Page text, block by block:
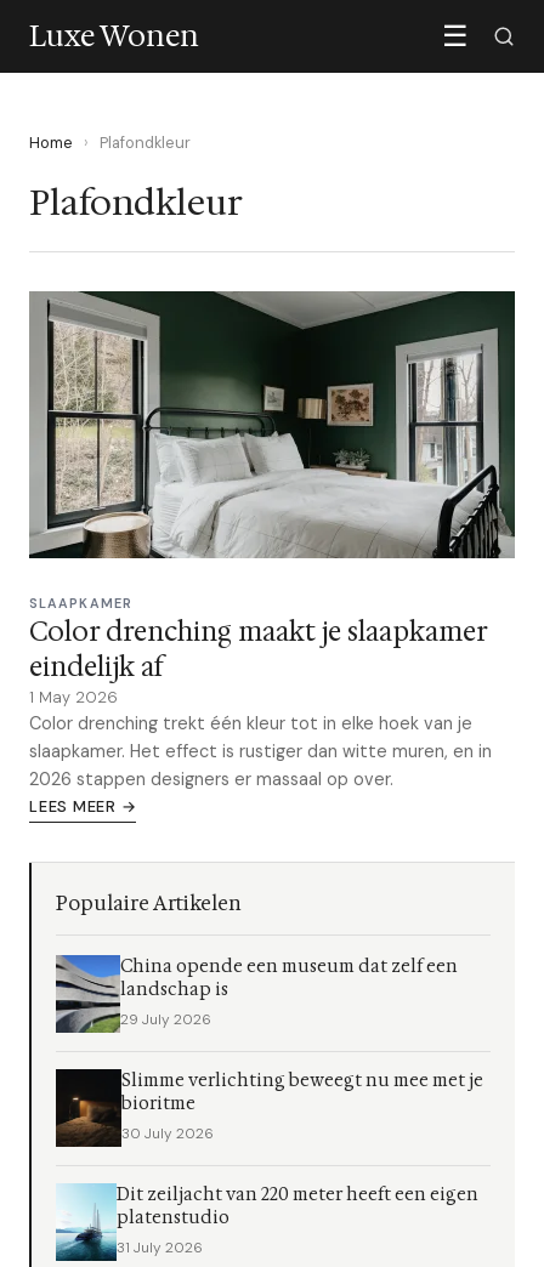
Luxe Wonen ☰
Home › Plafondkleur
Plafondkleur
SLAAPKAMER
Color drenching maakt je slaapkamer
eindelijk af
1 May 2026
Color drenching trekt één kleur tot in elke hoek van je
slaapkamer. Het effect is rustiger dan witte muren, en in
2026 stappen designers er massaal op over.
LEES MEER →
Populaire Artikelen
China opende een museum dat zelf een
landschap is
29 July 2026
Slimme verlichting beweegt nu mee met je
bioritme
30 July 2026
Dit zeiljacht van 220 meter heeft een eigen
platenstudio
31 July 2026